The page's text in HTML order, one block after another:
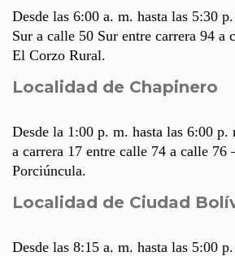
Desde las 6:00 a. m. hasta las 5:30
Sur a calle 50 Sur entre carrera 94 a
El Corzo Rural.
Localidad de Chapinero
Desde la 1:00 p. m. hasta las 6:00 p.
a carrera 17 entre calle 74 a calle 76
Porciúncula.
Localidad de Ciudad
Desde las 8:15 a. m. hasta las 5:00